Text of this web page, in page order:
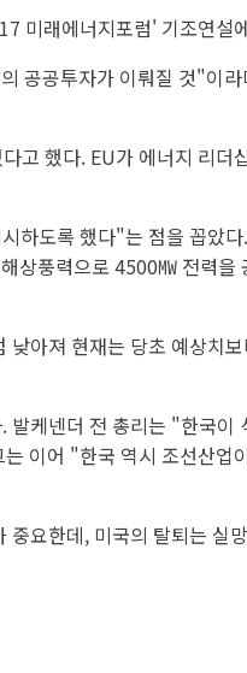
미래에너지포럼' 기조연설
공공투자가 이뤄질 것"이
고 했다. EU가 에너지 리더
하도록 했다"는 점을 꼽았
상풍력으로 4500㎿ 전력을
아져 현재는 당초 예상치
케넨더 전 총리는 "한국이
이어 "한국 역시 조선산업
요한데, 미국의 탈퇴는 실